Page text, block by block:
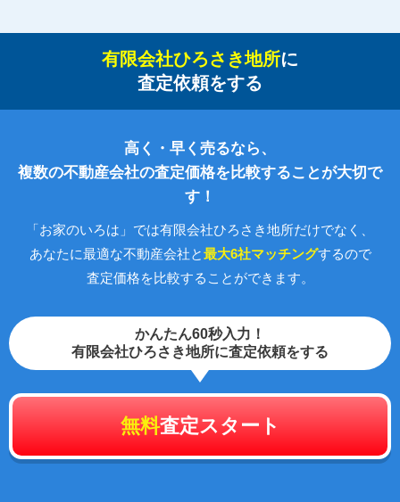
有限会社ひろさき地所に
査定依頼をする
高く・早く売るなら、
複数の不動産会社の査定価格を比較することが大切で
す！
「お家のいろは」では有限会社ひろさき地所だけでなく、
あなたに最適な不動産会社と最大6社マッチングするので
査定価格を比較することができます。
かんたん60秒入力！
有限会社ひろさき地所に査定依頼をする
無料査定スタート